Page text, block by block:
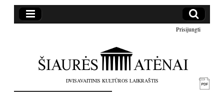
Prisijungti
DVISAVAITINIS KULTŪROS LAIKRAŠTIS